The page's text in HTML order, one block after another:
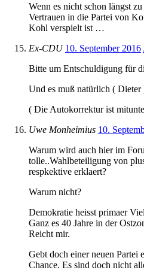
Wenn es nicht schon längst
Vertrauen in die Partei von
Kohl verspielt ist …
Ex-CDU 10. September 2016
Bitte um Entschuldigung für
Und es muß natürlich (
( Die Autokorrektur ist
Uwe Monheimius 10.
Warum wird auch hier im
tolle..Wahlbeteiligung von
respkektive erklaert?
Warum nicht?
Demokratie heisst primaer
Ganz es 40 Jahre in der
Reicht mir.
Gebt doch einer neuen Partei
Chance. Es sind doch nicht